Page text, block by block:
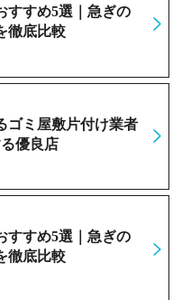
すすめ5選｜急ぎの
徹底比較
ゴミ屋敷片付け業者
優良店
すすめ5選｜急ぎの
徹底比較